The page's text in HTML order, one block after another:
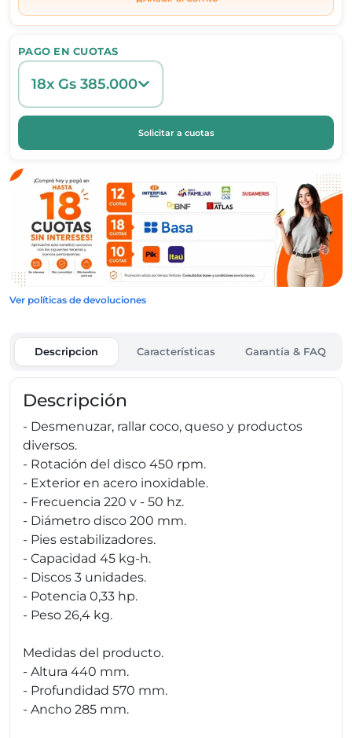
PAGO EN CUOTAS
18x Gs 385.000
Solicitar a cuotas
Ver políticas de devoluciones
Descripcion Características Garantía & FAQ
Descripción
- Desmenuzar, rallar coco, queso y productos
diversos.
- Rotación del disco 450 rpm.
- Exterior en acero inoxidable.
- Frecuencia 220 v - 50 hz.
- Diámetro disco 200 mm.
- Pies estabilizadores.
- Capacidad 45 kg-h.
- Discos 3 unidades.
- Potencia 0,33 hp.
- Peso 26,4 kg.
Medidas del producto.
- Altura 440 mm.
- Profundidad 570 mm.
- Ancho 285 mm.